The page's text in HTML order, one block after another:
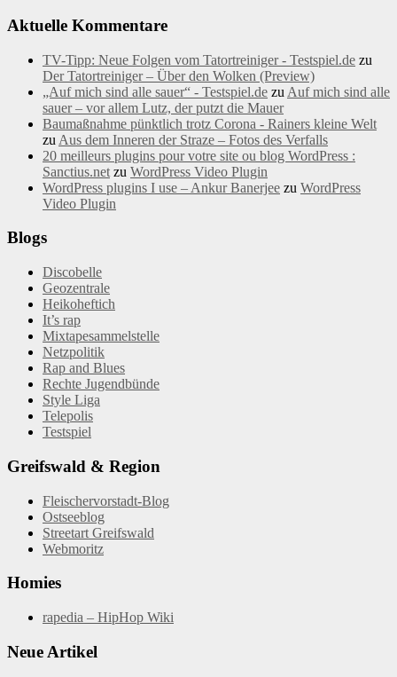
Aktuelle Kommentare
TV-Tipp: Neue Folgen vom Tatortreiniger - Testspiel.de zu
Der Tatortreiniger – Über den Wolken (Preview)
„Auf mich sind alle sauer“ - Testspiel.de zu Auf mich sind alle
sauer – vor allem Lutz, der putzt die Mauer
Baumaßnahme pünktlich trotz Corona - Rainers kleine Welt
zu Aus dem Inneren der Straze – Fotos des Verfalls
20 meilleurs plugins pour votre site ou blog WordPress :
Sanctius.net zu WordPress Video Plugin
WordPress plugins I use – Ankur Banerjee zu WordPress
Video Plugin
Blogs
Discobelle
Geozentrale
Heikoheftich
It’s rap
Mixtapesammelstelle
Netzpolitik
Rap and Blues
Rechte Jugendbünde
Style Liga
Telepolis
Testspiel
Greifswald & Region
Fleischervorstadt-Blog
Ostseeblog
Streetart Greifswald
Webmoritz
Homies
rapedia – HipHop Wiki
Neue Artikel